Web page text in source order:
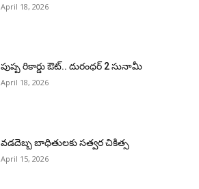
April 18, 2026
పుష్ప రికార్డు ఔట్‌.. దురంధ‌ర్ 2 సునామీ
April 18, 2026
వడదెబ్బ బాధితులకు సత్వర చికిత్స
April 15, 2026